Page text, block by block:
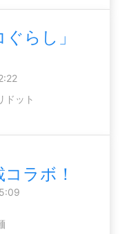
ぐらし」
ドット
ラボ！